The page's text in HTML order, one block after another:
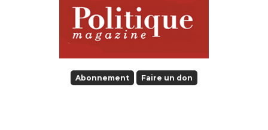
Abonnement Faire un don